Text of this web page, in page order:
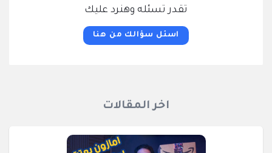
تقدر تسئله وهنرد عليك
اسئل سؤالك من هنا
اخر المقالات